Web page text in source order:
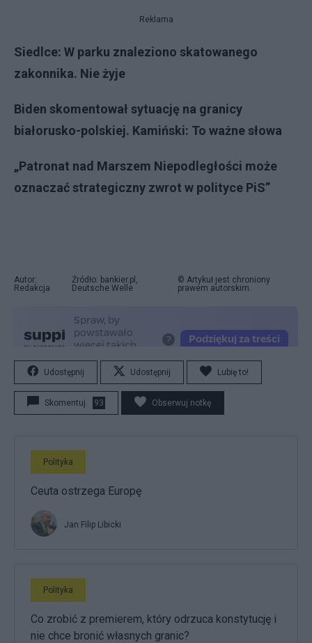
Reklama
Siedlce: W parku znaleziono skatowanego
zakonnika. Nie żyje
Biden skomentował sytuację na granicy
białorusko-polskiej. Kamiński: To ważne słowa
„Patronat nad Marszem Niepodległości może
oznaczać strategiczny zwrot w polityce PiS”
Autor:
Redakcja
Źródło: bankier.pl,
Deutsche Welle
© Artykuł jest chroniony
prawem autorskim.
Udostępnij Udostępnij Lubię to!
Skomentuj 93 Obserwuj notkę
Polityka
Ceuta ostrzega Europę
Jan Filip Libicki
Polityka
Co zrobić z premierem, który odrzuca konstytucję i
nie chce bronić własnych granic?